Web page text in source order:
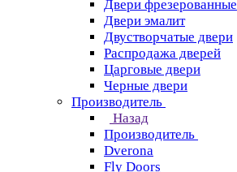
Двери фрезерованные
Двери эмалит
Двустворчатые двери
Распродажа дверей
Царговые двери
Черные двери
Производитель
Назад
Производитель
Dverona
Fly Doors